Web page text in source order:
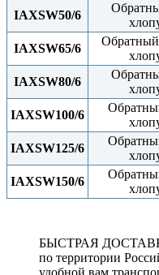
IAXSW50/6
IAXSW65/6
IAXSW80/6
IAXSW100/6
IAXSW125/6
IAXSW150/6
БЫСТРАЯ
по территории